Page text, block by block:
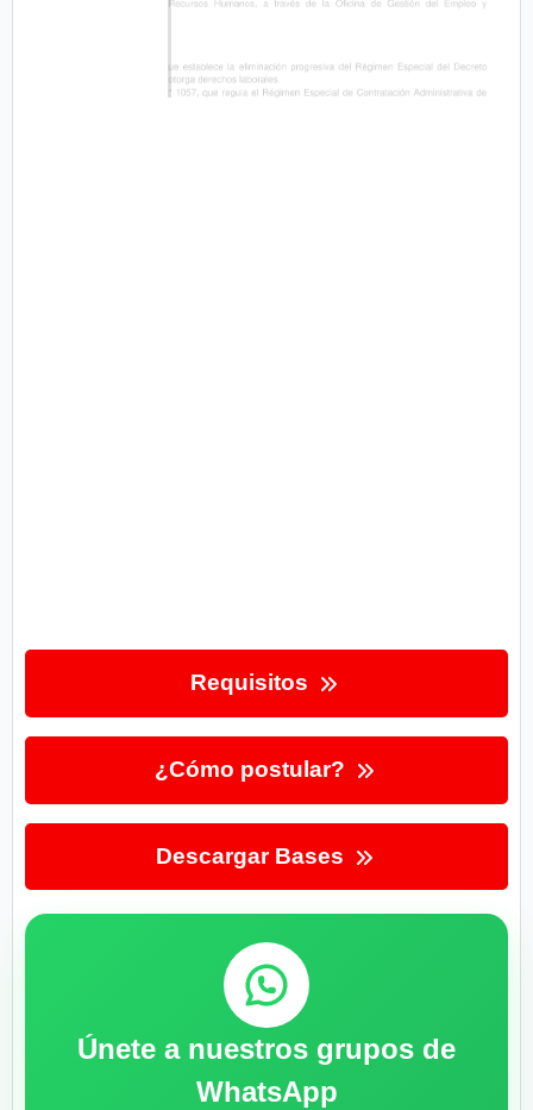
Requisitos
¿Cómo postular?
Descargar Bases
Únete a nuestros grupos de
WhatsApp